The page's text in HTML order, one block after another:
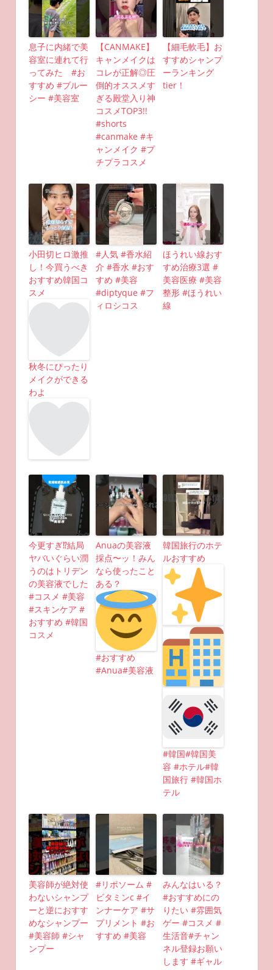
息子に内緒で美
容室に連れて行
ってみた #お
すすめ #ブルー
シー #美容室
【CANMAKE】
キャンメイクは
コレが正解◎圧
倒的オススメす
ぎる殿堂入り神
コスメTOP3!!
#shorts
#canmake #キ
ャンメイク #プ
チプラコスメ
【細毛軟毛】お
すすめシャンプ
ーランキング
tier！
小田切ヒロ激推
し！今買うべき
おすすめ韓国コ
スメ
秋冬にぴったり
メイクができる
わよ
#人気 #香水紹
介 #香水 #おす
すめ #美容
#diptyque #フ
ィロシコス
ほうれい線おす
すめ治療3選 #
美容医療 #美容
整形 #ほうれい
線
今更すぎ⁉︎結局
ヤバいぐらい潤
うのはトリデン
の美容液でした
#コスメ #美容
#スキンケア #
おすすめ #韓国
コスメ
Anuaの美容液
採点〜ッ！みん
なら使ったこと
ある？
#おすすめ
#Anua#美容液
韓国旅行のホテ
ルおすすめ
#韓国#韓国美
容 #ホテル#韓
国旅行 #韓国ホ
テル
美容師が絶対使
わないシャンプ
ーと逆におすす
めなシャンプー
#美容師 #シャ
ンプー
#リポソーム #
ビタミンc #イ
ンナーケア #サ
プリメント #お
すすめ #美容
みんなはいる？
#おすすめにの
りたい #雰囲気
ゲー #コスメ #
生活音#チャン
ネル登録お願い
します #ギャル